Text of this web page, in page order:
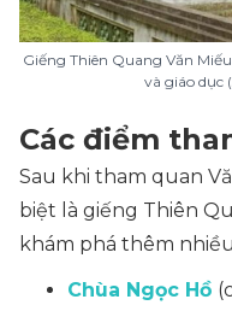
Giếng Thiên Quang Văn
và giáo dục
Các điểm
Sau khi tham quan
biệt là giếng Thiên
khám phá thêm
Chùa Ngọc Hồ